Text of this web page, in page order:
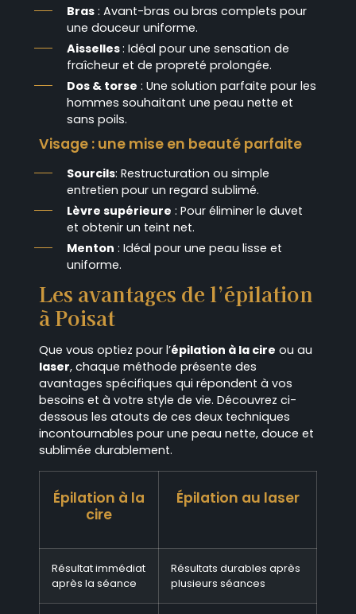
Bras : Avant-bras ou bras complets pour
une douceur uniforme.
Aisselles: Idéal pour une sensation de
fraîcheur et de propreté prolongée.
Dos & torse : Une solution parfaite pour les
hommes souhaitant une peau nette et
sans poils.
Visage : une mise en beauté parfaite
Sourcils: Restructuration ou simple
entretien pour un regard sublimé.
Lèvre supérieure : Pour éliminer le duvet
et obtenir un teint net.
Menton : Idéal pour une peau lisse et
uniforme.
Les avantages de l’épilation
à Poisat
Que vous optiez pour l’épilation à la cire ou au
laser, chaque méthode présente des
avantages spécifiques qui répondent à vos
besoins et à votre style de vie. Découvrez ci-
dessous les atouts de ces deux techniques
incontournables pour une peau nette, douce et
sublimée durablement.
Épilation à la
cire
Épilation au laser
Résultat immédiat
après la séance
Résultats durables après
plusieurs séances